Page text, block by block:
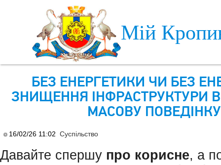
Мій
БЕЗ ЕНЕРГЕТИКИ ЧИ БЕЗ
ЗНИЩЕННЯ ІНФРАСТРУКТУРИ
МАСОВУ ПОВЕДІНКУ
16/02/26 11:02 Суспільство
Давайте спершу про корисне, а